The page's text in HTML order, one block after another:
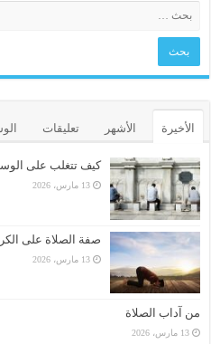
الأخيرة الأشهر تعليقات
كيف تتغلب على
13 مارس، 2026
صفة الصلاة على
13 مارس، 2026
من آداب الصلاة
13 مارس، 2026